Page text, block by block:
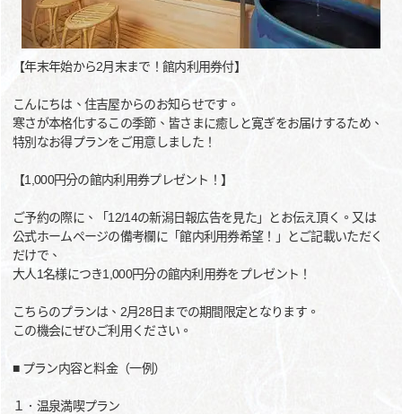
【年末年始から2月末まで！館内利用券付】
こんにちは、住吉屋からのお知らせです。
寒さが本格化するこの季節、皆さまに癒しと寛ぎをお届けするため、
特別なお得プランをご用意しました！
【1,000円分の館内利用券プレゼント！】
ご予約の際に、「12/14の新潟日報広告を見た」とお伝え頂く。又は
公式ホームページの備考欄に「館内利用券希望！」とご記載いただく
だけで、
大人1名様につき1,000円分の館内利用券をプレゼント！
こちらのプランは、2月28日までの期間限定となります。
この機会にぜひご利用ください。
■ プラン内容と料金（一例）
１．温泉満喫プラン